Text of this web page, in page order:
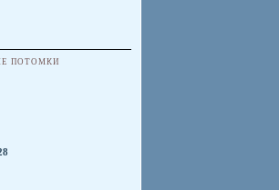
ПОТОМКИ